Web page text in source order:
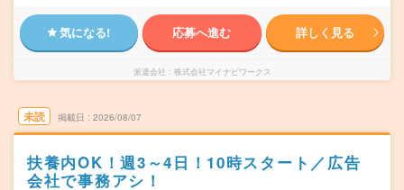
気になる! 応募へ進む 詳しく見る
派遣会社 株式会社マイナビワークス
未読 掲載日 2026/08/07
扶養内OK！週3～4日！10時スタート／広告
会社で事務アシ！